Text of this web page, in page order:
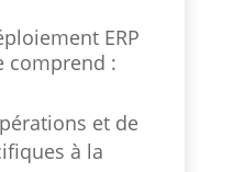
ERP
comprend :
et de
à la